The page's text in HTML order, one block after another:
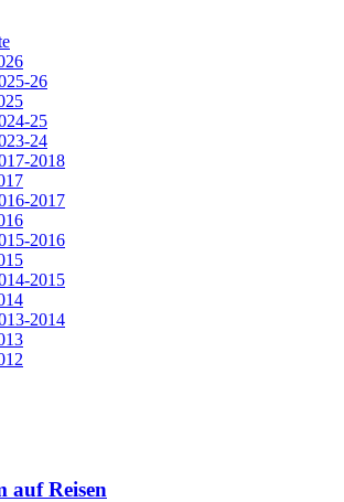
26
25
24
2018
2017
2016
2015
2014
auf Reisen